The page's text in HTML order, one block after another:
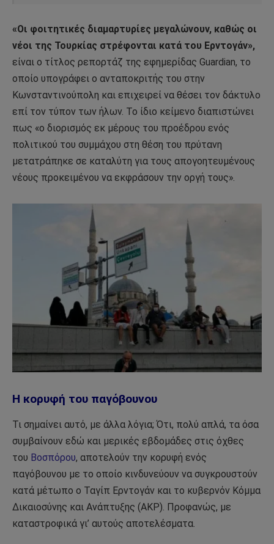
«Οι φοιτητικές διαμαρτυρίες μεγαλώνουν, καθώς οι
νέοι της Τουρκίας στρέφονται κατά του Ερντογάν»,
είναι ο τίτλος ρεπορτάζ της εφημερίδας Guardian, το
οποίο υπογράφει ο ανταποκριτής του στην
Κωνσταντινούπολη και επιχειρεί να θέσει τον δάκτυλο
επί τον τύπον των ήλων. Το ίδιο κείμενο διαπιστώνει
πως «ο διορισμός εκ μέρους του προέδρου ενός
πολιτικού του συμμάχου στη θέση του πρύτανη
μετατράπηκε σε καταλύτη για τους απογοητευμένους
νέους προκειμένου να εκφράσουν την οργή τους».
Η κορυφή του παγόβουνου
Τι σημαίνει αυτό, με άλλα λόγια; Ότι, πολύ απλά, τα όσα
συμβαίνουν εδώ και μερικές εβδομάδες στις όχθες
του Βοσπόρου, αποτελούν την κορυφή ενός
παγόβουνου με το οποίο κινδυνεύουν να συγκρουστούν
κατά μέτωπο ο Ταγίπ Ερντογάν και το κυβερνόν Κόμμα
Δικαιοσύνης και Ανάπτυξης (ΑΚΡ). Προφανώς, με
καταστροφικά γι’ αυτούς αποτελέσματα.